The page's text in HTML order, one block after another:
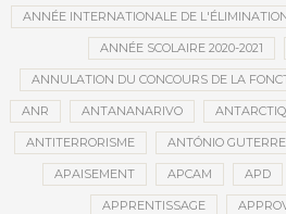
ANNÉE INTERNATIONALE DE
ANNÉE SCOLAIRE 2020-2021
ANNULATION DU CONCOURS DE LA
ANR ANTANANARIVO
ANTITERRORISME ANTÓNIO
APAISEMENT APCAM APD
APPRENTISSAGE